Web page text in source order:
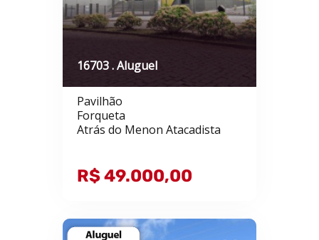
16703 . Aluguel
Pavilhão
Forqueta
Atrás do Menon Atacadista
R$ 49.000,00